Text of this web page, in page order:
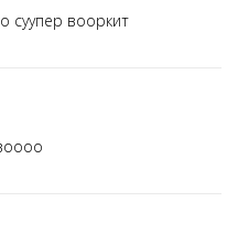
суупер вооркит